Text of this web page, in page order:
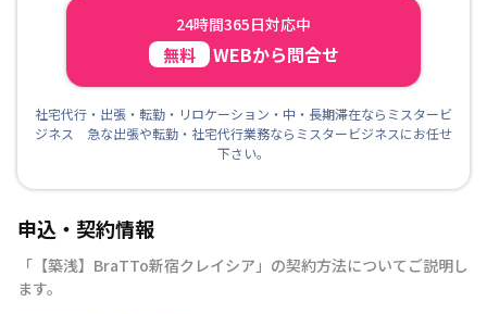
24時間365日対応中
無料 WEBから問合せ
社宅代行・出張・転勤・リロケーション・中・長期滞在ならミスタービ
ジネス 急な出張や転勤・社宅代行業務ならミスタービジネスにお任せ
下さい。
申込・契約情報
「 【️築浅️】BraTTo新宿クレイシア 」の契約方法についてご説明し
ます。